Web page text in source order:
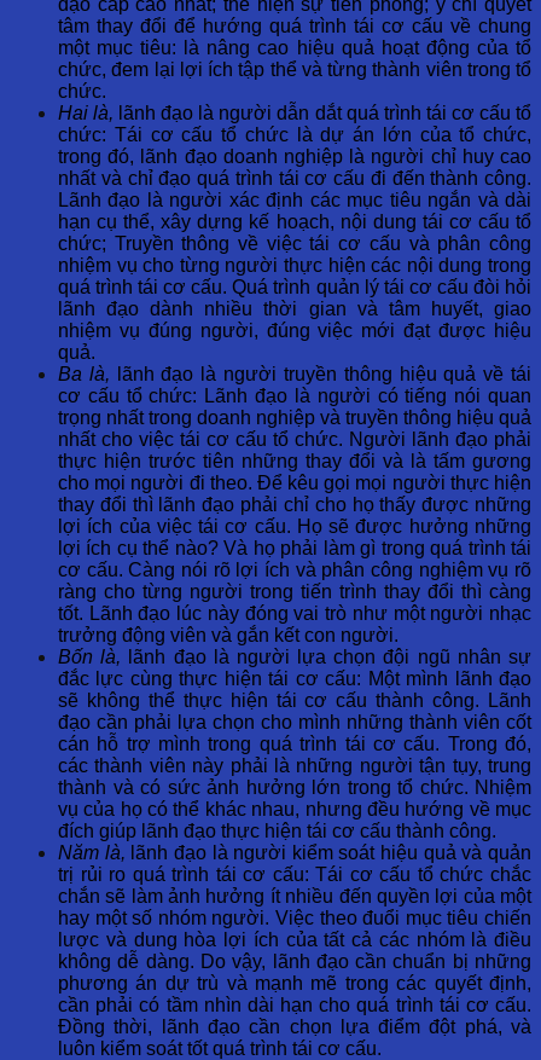
đạo cấp cao nhất; thể hiện sự tiên phong; ý chí quyết
tâm thay đổi để hướng quá trình tái cơ cấu về chung
một mục tiêu: là nâng cao hiệu quả hoạt động của tổ
chức, đem lại lợi ích tập thể và từng thành viên trong tổ
chức.
Hai là, lãnh đạo là người dẫn dắt quá trình tái cơ cấu tổ
chức: Tái cơ cấu tổ chức là dự án lớn của tổ chức,
trong đó, lãnh đạo doanh nghiệp là người chỉ huy cao
nhất và chỉ đạo quá trình tái cơ cấu đi đến thành công.
Lãnh đạo là người xác định các mục tiêu ngắn và dài
hạn cụ thể, xây dựng kế hoạch, nội dung tái cơ cấu tổ
chức; Truyền thông về việc tái cơ cấu và phân công
nhiệm vụ cho từng người thực hiện các nội dung trong
quá trình tái cơ cấu. Quá trình quản lý tái cơ cấu đòi hỏi
lãnh đạo dành nhiều thời gian và tâm huyết, giao
nhiệm vụ đúng người, đúng việc mới đạt được hiệu
quả.
Ba là, lãnh đạo là người truyền thông hiệu quả về tái
cơ cấu tổ chức: Lãnh đạo là người có tiếng nói quan
trọng nhất trong doanh nghiệp và truyền thông hiệu quả
nhất cho việc tái cơ cấu tổ chức. Người lãnh đạo phải
thực hiện trước tiên những thay đổi và là tấm gương
cho mọi người đi theo. Để kêu gọi mọi người thực hiện
thay đổi thì lãnh đạo phải chỉ cho họ thấy được những
lợi ích của việc tái cơ cấu. Họ sẽ được hưởng những
lợi ích cụ thể nào? Và họ phải làm gì trong quá trình tái
cơ cấu. Càng nói rõ lợi ích và phân công nghiệm vụ rõ
ràng cho từng người trong tiến trình thay đổi thì càng
tốt. Lãnh đạo lúc này đóng vai trò như một người nhạc
trưởng động viên và gắn kết con người.
Bốn là, lãnh đạo là người lựa chọn đội ngũ nhân sự
đắc lực cùng thực hiện tái cơ cấu: Một mình lãnh đạo
sẽ không thể thực hiện tái cơ cấu thành công. Lãnh
đạo cần phải lựa chọn cho mình những thành viên cốt
cán hỗ trợ mình trong quá trình tái cơ cấu. Trong đó,
các thành viên này phải là những người tận tụy, trung
thành và có sức ảnh hưởng lớn trong tổ chức. Nhiệm
vụ của họ có thể khác nhau, nhưng đều hướng về mục
đích giúp lãnh đạo thực hiện tái cơ cấu thành công.
Năm là, lãnh đạo là người kiểm soát hiệu quả và quản
trị rủi ro quá trình tái cơ cấu: Tái cơ cấu tổ chức chắc
chắn sẽ làm ảnh hưởng ít nhiều đến quyền lợi của một
hay một số nhóm người. Việc theo đuổi mục tiêu chiến
lược và dung hòa lợi ích của tất cả các nhóm là điều
không dễ dàng. Do vậy, lãnh đạo cần chuẩn bị những
phương án dự trù và mạnh mẽ trong các quyết định,
cần phải có tầm nhìn dài hạn cho quá trình tái cơ cấu.
Đồng thời, lãnh đạo cần chọn lựa điểm đột phá, và
luôn kiểm soát tốt quá trình tái cơ cấu.